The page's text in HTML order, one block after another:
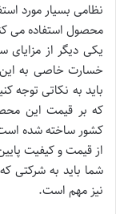
نظامی بسیار مورد
محصول استفاده می
یکی دیگر از
خسارت خاصی به این
باید به نکاتی توجه
که بر قیمت این
کشور ساخته شده
از قیمت و کیفیت
شما باید به شرکتی
نیز مهم است.